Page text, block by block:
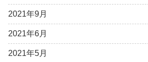
2021年9月
2021年6月
2021年5月